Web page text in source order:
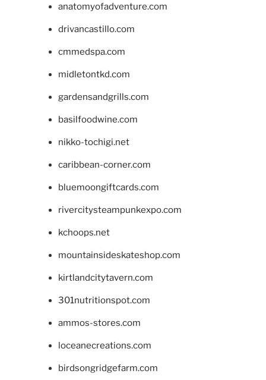
anatomyofadventure.com
drivancastillo.com
cmmedspa.com
midletontkd.com
gardensandgrills.com
basilfoodwine.com
nikko-tochigi.net
caribbean-corner.com
bluemoongiftcards.com
rivercitysteampunkexpo.com
kchoops.net
mountainsideskateshop.com
kirtlandcitytavern.com
301nutritionspot.com
ammos-stores.com
loceanecreations.com
birdsongridgefarm.com